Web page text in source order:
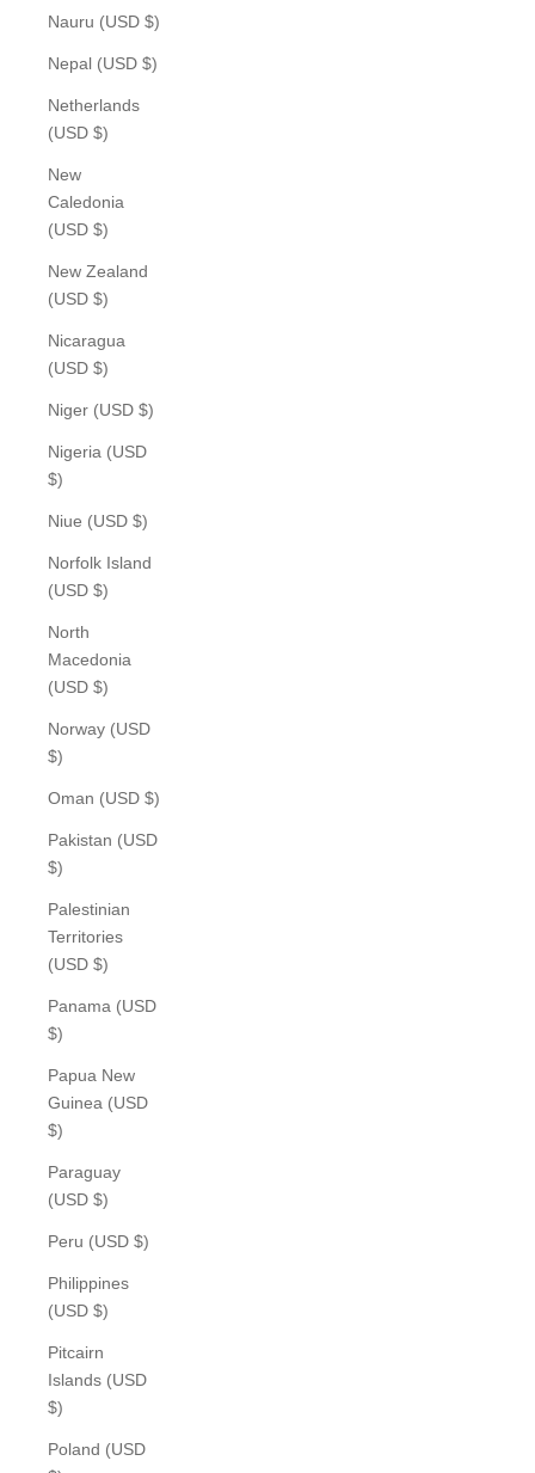
Nauru (USD $)
Nepal (USD $)
Netherlands
(USD $)
New
Caledonia
(USD $)
New Zealand
(USD $)
Nicaragua
(USD $)
Niger (USD $)
Nigeria (USD
$)
Niue (USD $)
Norfolk Island
(USD $)
North
Macedonia
(USD $)
Norway (USD
$)
Oman (USD $)
Pakistan (USD
$)
Palestinian
Territories
(USD $)
Panama (USD
$)
Papua New
Guinea (USD
$)
Paraguay
(USD $)
Peru (USD $)
Philippines
(USD $)
Pitcairn
Islands (USD
$)
Poland (USD